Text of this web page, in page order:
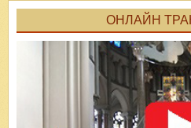
ОНЛАЙН